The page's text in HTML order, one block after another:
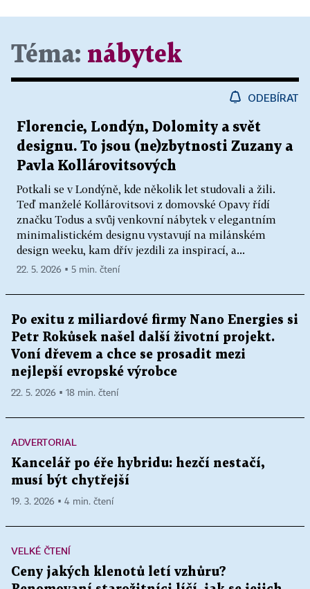
Téma: nábytek
ODEBÍRAT
Florencie, Londýn, Dolomity a svět
designu. To jsou (ne)zbytnosti Zuzany a
Pavla Kollárovitsových
Potkali se v Londýně, kde několik let studovali a žili.
Teď manželé Kollárovitsovi z domovské Opavy řídí
značku Todus a svůj venkovní nábytek v elegantním
minimalistickém designu vystavují na milánském
design weeku, kam dřív jezdili za inspirací, a...
22. 5. 2026 ▪ 5 min. čtení
Po exitu z miliardové firmy Nano Energies si
Petr Rokůsek našel další životní projekt.
Voní dřevem a chce se prosadit mezi
nejlepší evropské výrobce
22. 5. 2026 ▪ 18 min. čtení
ADVERTORIAL
Kancelář po éře hybridu: hezčí nestačí,
musí být chytřejší
19. 3. 2026 ▪ 4 min. čtení
VELKÉ ČTENÍ
Ceny jakých klenotů letí vzhůru?